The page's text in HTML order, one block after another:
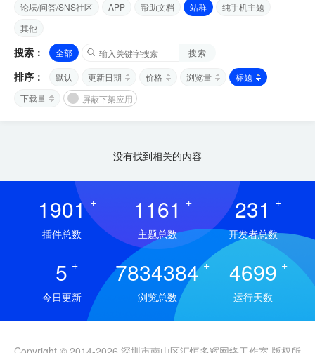
论坛/问答/SNS社区
APP 帮助文档 站群
纯手机主题
其他
搜索： 全部 搜索
排序： 默认 更新日期 价格 浏览量
标题
下载量
屏蔽下架应用
没有找到相关的内容
1901 +
插件总数
1161 +
主题总数
231 +
开发者总数
5 +
今日更新
7834384 +
浏览总数
4699 +
运行天数